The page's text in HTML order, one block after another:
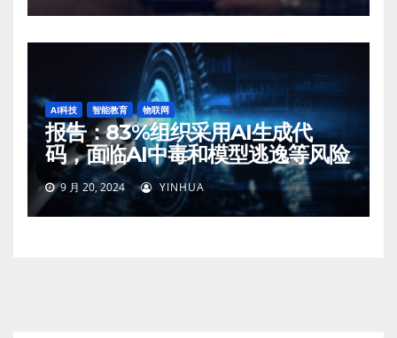
AI科技 智能教育 物联网
报告：83%组织采用AI生成代
码，面临AI中毒和模型逃逸等风险
9 月 20, 2024 YINHUA